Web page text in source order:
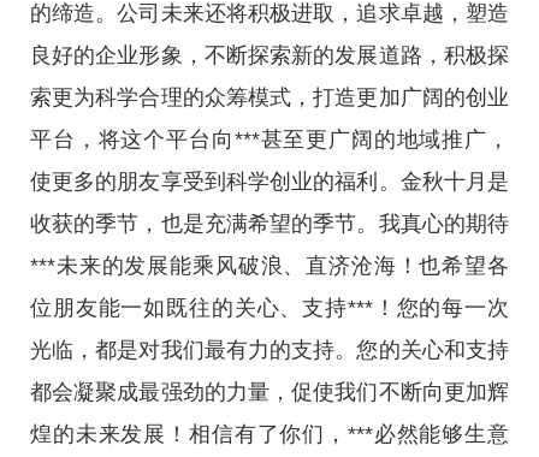
的缔造。公司未来还将积极进取，追求卓越，塑造
良好的企业形象，不断探索新的发展道路，积极探
索更为科学合理的众筹模式，打造更加广阔的创业
平台，将这个平台向***甚至更广阔的地域推广，
使更多的朋友享受到科学创业的福利。金秋十月是
收获的季节，也是充满希望的季节。我真心的期待
***未来的发展能乘风破浪、直济沧海！也希望各
位朋友能一如既往的关心、支持***！您的每一次
光临，都是对我们最有力的支持。您的关心和支持
都会凝聚成最强劲的力量，促使我们不断向更加辉
煌的未来发展！相信有了你们，***必然能够生意